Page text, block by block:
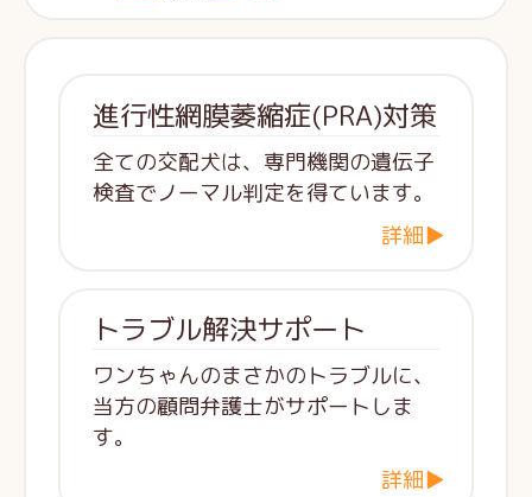
進行性網膜萎縮症(PRA)対策
全ての交配犬は、専門機関の遺伝子
検査でノーマル判定を得ています。
詳細▶
トラブル解決サポート
ワンちゃんのまさかのトラブルに、
当方の顧問弁護士がサポートしま
す。
詳細▶